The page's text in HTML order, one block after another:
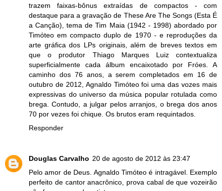
trazem faixas-bônus extraídas de compactos - com
destaque para a gravação de These Are The Songs (Esta É
a Canção), tema de Tim Maia (1942 - 1998) abordado por
Timóteo em compacto duplo de 1970 - e reproduções da
arte gráfica dos LPs originais, além de breves textos em
que o produtor Thiago Marques Luiz contextualiza
superficialmente cada álbum encaixotado por Fróes. A
caminho dos 76 anos, a serem completados em 16 de
outubro de 2012, Agnaldo Timóteo foi uma das vozes mais
expressivas do universo da música popular rotulada como
brega. Contudo, a julgar pelos arranjos, o brega dos anos
70 por vezes foi chique. Os brutos eram requintados.
Responder
Douglas Carvalho 20 de agosto de 2012 às 23:47
Pelo amor de Deus. Agnaldo Timóteo é intragável. Exemplo
perfeito de cantor anacrônico, prova cabal de que vozeirão